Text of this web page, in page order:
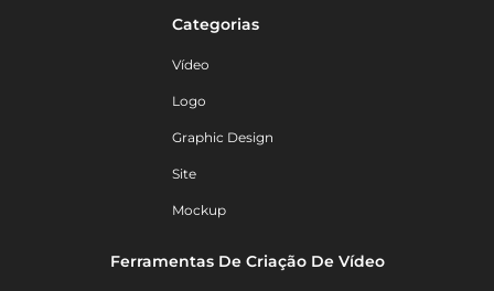
Categorias
Vídeo
Logo
Graphic Design
Site
Mockup
Ferramentas De Criação De Vídeo